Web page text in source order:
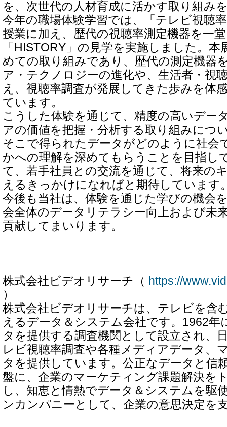
を、次世代の人材育成に活かす取り組み
今年の職場体験学習では、「テレビ視聴
授業に加え、歴代の視聴率測定機器を一
「HISTORY」の見学を実施しました。
めての取り組みであり、歴代の測定機器
ア・テクノロジーの進化や、生活者・視
え、視聴率調査が発展してきた歩みを体
ています。
こうした体験を通じて、精度の高いデー
アの価値を把握・分析する取り組みにつ
そこで得られたデータがどのように社会
かへの理解を深めてもらうことを目指し
て、若手社員との交流を通じて、将来の
えるきっかけになればと期待しています
今後も当社は、体験を通じた学びの機会
会全体のデータリテラシー向上および未
貢献してまいります。
株式会社ビデオリサーチ（ https://
）
株式会社ビデオリサーチは、テレビを含
えるデータ＆システム会社です。1962年
タを提供する調査機関として設立され、
レビ視聴率調査や各種メディアデータ、
タを提供しています。公正なデータと信
盤に、企業のマーケティング課題解決を
し、知恵と情熱でデータ＆システムを駆
ンカンパニーとして、企業の意思決定を